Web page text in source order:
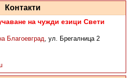
Контакти
на чужди езици Свети
Благоевград,ул. Брегалница 2